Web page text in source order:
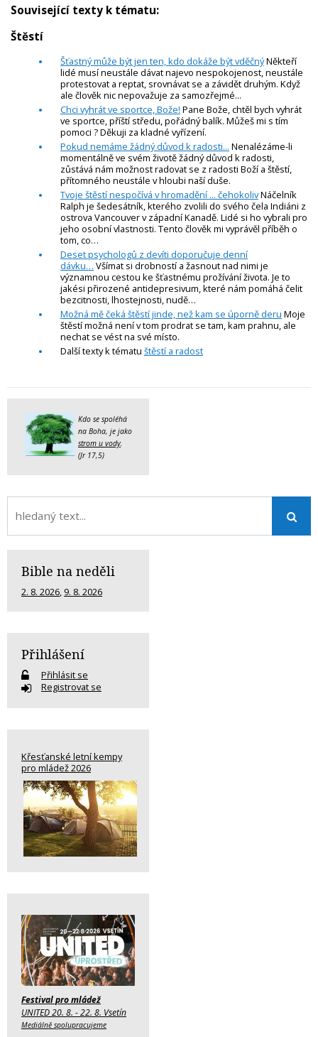
Související texty k tématu:
Štěstí
Šťastný může být jen ten, kdo dokáže být vděčnýNěkteří
lidé musí neustále dávat najevo nespokojenost, neustále
protestovat a reptat, srovnávat se a závidět druhým. Když
ale člověk nic nepovažuje za samozřejmé...
Chci vyhrát ve sportce, Bože! Pane Bože, chtěl bych vyhrát
ve sportce, příští středu, pořádný balík. Můžeš mi s tím
pomoci ? Děkuji za kladné vyřízení.
Pokud nemáme žádný důvod k radosti... Nenalézáme-li
momentálně ve svém životě žádný důvod k radosti,
zůstává nám možnost radovat se z radosti Boží a štěstí,
přítomného neustále v hloubi naší duše.
Tvoje štěstí nespočívá v hromadění ... čehokolivNáčelník
Ralph je šedesátník, kterého zvolili do svého čela Indiáni z
ostrova Vancouver v západní Kanadě. Lidé si ho vybrali pro
jeho osobní vlastnosti. Tento člověk mi vyprávěl příběh o
tom, co…
Deset psychologů z devíti doporučuje denní
dávku… Všímat si drobností a žasnout nad nimi je
významnou cestou ke šťastnému prožívání života. Je to
jakési přirozené antidepresivum, které nám pomáhá čelit
bezcitnosti, lhostejnosti, nudě…
Možná mě čeká štěstí jinde, než kam se úporně deru Moje
štěstí možná není v tom prodrat se tam, kam prahnu, ale
nechat se vést na své místo.
Další texty k tématu štěstí a radost
Kdo se spoléhá
na Boha, je jako
strom u vody
(Jr 17,5)
Bible na neděli
2. 8. 2026 9. 8. 2026
Přihlášení
Přihlásit se
Registrovat se
Křesťanské letní kempy
pro mládež 2026
Festival pro mládež
UNITED 20. 8. - 22. 8. Vsetín
Mediálně spolupracujeme